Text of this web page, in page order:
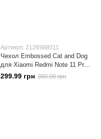
Артикул: 2126988011
Чехол Embossed Cat and Dog
для Xiaomi Redmi Note 11 Pro
Global 4G / 5G книжка кожа PU
золотистый
299.99 грн 380.00 грн